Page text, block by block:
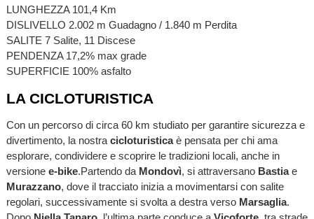
LUNGHEZZA 101,4 Km
DISLIVELLO 2.002 m Guadagno / 1.840 m Perdita
SALITE 7 Salite, 11 Discese
PENDENZA 17,2% max grade
SUPERFICIE 100% asfalto
LA CICLOTURISTICA
Con un percorso di circa 60 km studiato per garantire sicurezza e
divertimento, la nostra cicloturisticaè pensata per chi ama
esplorare, condividere e scoprire le tradizioni locali, anche in
versione e-bike.Partendo da Mondovì, si attraversano Bastiae
Murazzano, dove il tracciato inizia a movimentarsi con salite
regolari, successivamente si svolta a destra verso Marsaglia.